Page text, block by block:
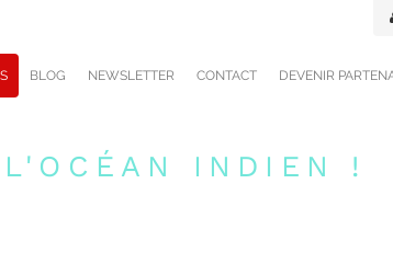
BLOG NEWSLETTER CONTACT DEVENIR
INDIEN !